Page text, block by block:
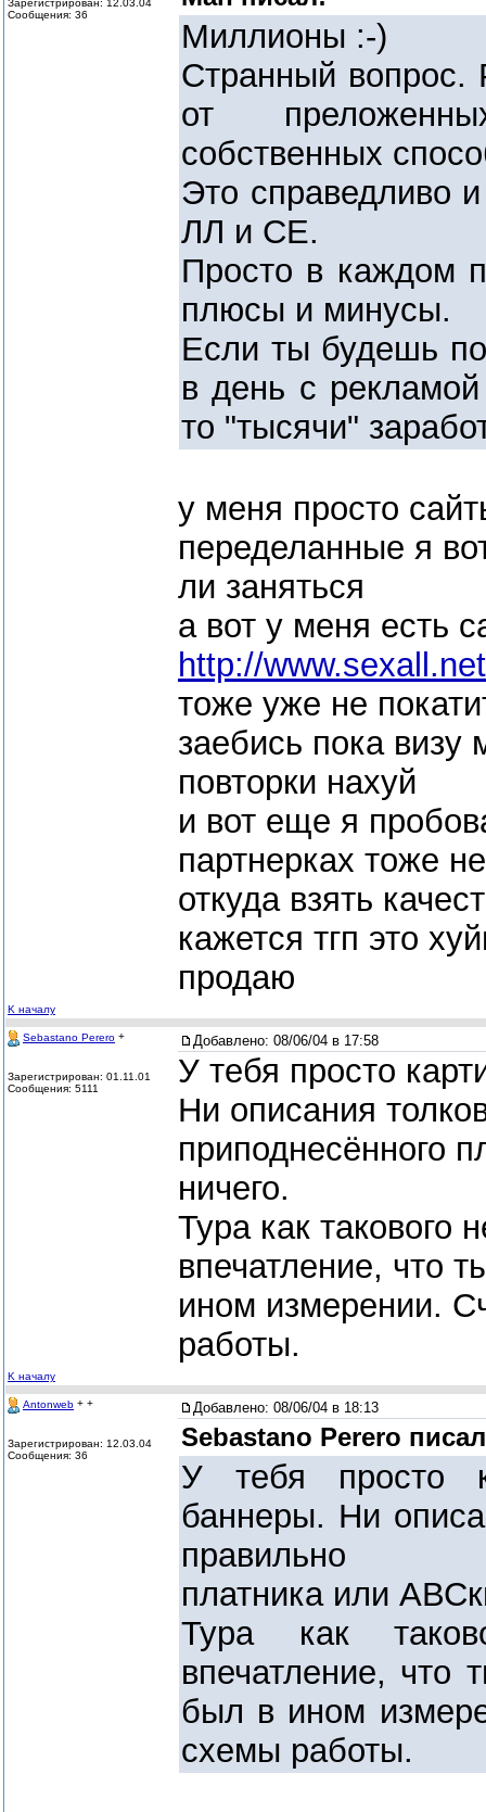
Зарегистрирован: 12.03.04
Сообщения: 36
Миллионы :-)
Странный вопрос.
от
собственных
Это справедливо
ЛЛ и СЕ.
Просто в каждом
плюсы и минусы.
Если ты будешь
в день с рекламой
то "тысячи"
у меня просто
переделанные я
ли заняться
а вот у меня есть
http://
тоже уже не
заебись пока визу
повторки нахуй
и вот еще я
партнерках тоже
откуда взять
кажется тгп это
продаю
K началу
Sebastano Perero +
Зарегистрирован: 01.11.01
Сообщения: 5111
Добавлено: 08/06/04 в 17:58
У тебя просто
Ни описания
приподнесённого
ничего.
Тура как такового
впечатление, что
ином измерении.
работы.
K началу
Antonweb + +
Зарегистрирован: 12.03.04
Сообщения: 36
Добавлено: 08/06/04 в 18:13
Sebastano Perero
У тебя просто
баннеры. Ни
правильно
платника или
Тура как
впечатление, что
был в ином
схемы работы.